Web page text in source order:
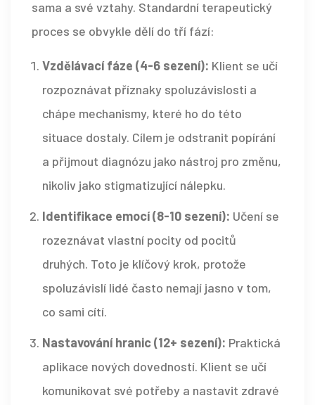
sama a své vztahy. Standardní terapeutický
proces se obvykle dělí do tří fází:
Vzdělávací fáze (4-6 sezení): Klient se učí
rozpoznávat příznaky spoluzávislosti a
chápe mechanismy, které ho do této
situace dostaly. Cílem je odstranit popírání
a přijmout diagnózu jako nástroj pro změnu,
nikoliv jako stigmatizující nálepku.
Identifikace emocí (8-10 sezení): Učení se
rozeznávat vlastní pocity od pocitů
druhých. Toto je klíčový krok, protože
spoluzávislí lidé často nemají jasno v tom,
co sami cítí.
Nastavování hranic (12+ sezení): Praktická
aplikace nových dovedností. Klient se učí
komunikovat své potřeby a nastavit zdravé